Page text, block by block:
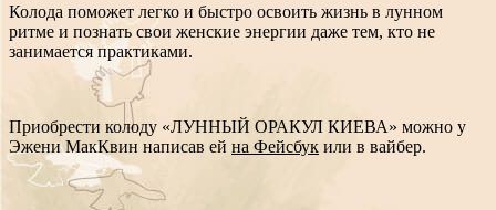
Колода поможет легко и быстро освоить жизнь в лунном
ритме и познать свои женские энергии даже тем, кто не
занимается практиками.
Приобрести колоду «ЛУННЫЙ ОРАКУЛ КИЕВА» можно у
Эжени МакКвин написав ей на Фейсбук или в вайбер.